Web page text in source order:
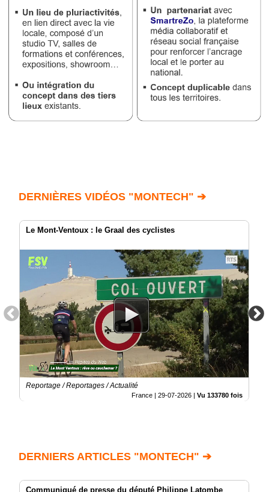
DERNIÈRES VIDÉOS "MONTECH" ➔
Le Mont-Ventoux : le Graal des cyclistes
Reportage / Reportages / Actualité
France | 29-07-2026 | Vu 133780 fois
DERNIERS ARTICLES "MONTECH" ➔
Communiqué de presse du député Philippe Latombe